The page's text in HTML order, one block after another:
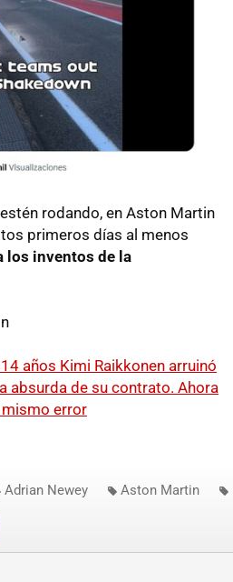
rodando, en Aston Martin
primeros días al menos
los inventos de la
años Kimi Raikkonen arruinó
absurda de su contrato. Ahora
error
Adrian Newey Aston Martin